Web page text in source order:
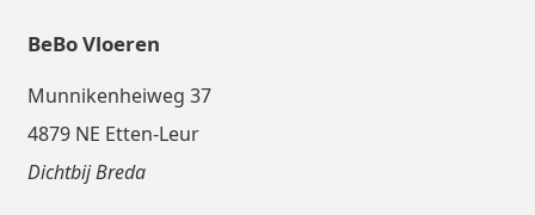
BeBo Vloeren
Munnikenheiweg 37
4879 NE Etten-Leur
Dichtbij Breda